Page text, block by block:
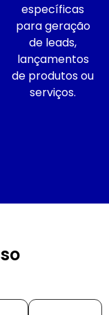
específicas
para geração
de leads,
lançamentos
de produtos ou
serviços.